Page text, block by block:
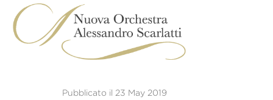
content
Pubblicato il 23 May 2019